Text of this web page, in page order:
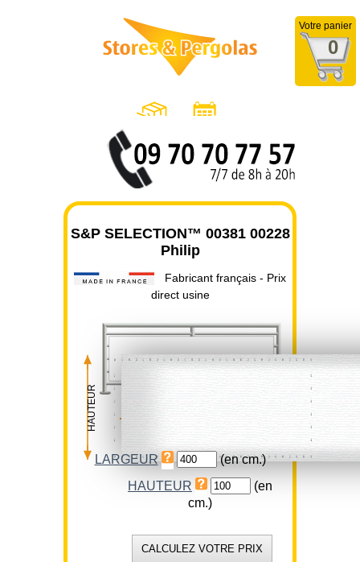
Votre panier
0
S&P SELECTION™ 00381 00228
Philip
Fabricant français - Prix
direct usine
HAUTEUR
LARGEUR
(en cm.)
HAUTEUR
(en
cm.)